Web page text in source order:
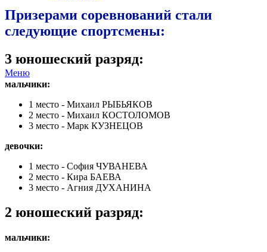
Меню
Призерами соревнований стали
следующие спортсмены:
3 юношеский разряд:
мальчики:
1 место - Михаил РЫБЬЯКОВ
2 место - Михаил КОСТОЛОМОВ
3 место - Марк КУЗНЕЦОВ
девочки:
1 место - София ЧУВАНЕВА
2 место - Кира БАЕВА
3 место - Агния ДУХАНИНА
2 юношеский разряд:
мальчики: